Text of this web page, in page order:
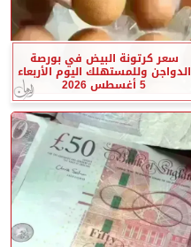
سعر كرتونة البيض في بورصة
الدواجن وللمستهلك اليوم الأربعاء
5 أغسطس 2026